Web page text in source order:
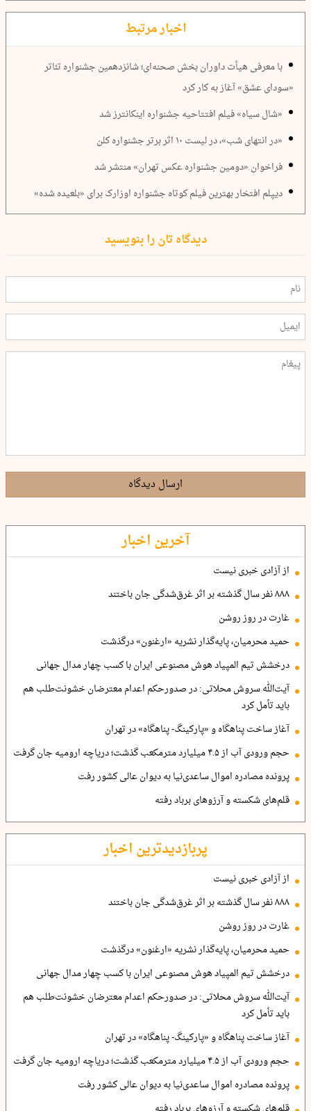
اخبار مرتبط
با معرفی هیأت داوران بخش صحنه‌ای؛ شانزدهمین جشنواره تئاتر
«سودای عشق» آغاز به کار کرد
«شال سیاه» فیلم افتتاحیه جشنواره اینکانترز شد
«در انتهای شب»، در لیست ۱۰ اثر برتر جشنواره کلن
فراخوان «دومین جشنواره عکس تهران» منتشر شد
دیپلم افتخار بهترین فیلم کوتاه جشنواره اوزارک برای «بلعیده شده»
دیدگاه تان را بنویسید
ارسال دیدگاه
آخرین اخبار
از آزادی خبری نیست
۸۸۸ نفر سال گذشته بر اثر غرق‌شدگی جان باختند
غارت در روز روشن
حمید محرمیان، پایه‌گذار نشریه «ارغنون» درگذشت
درخشش تیم المپیاد هوش مصنوعی ایران با کسب چهار مدال جهانی
آیت‌الله سروش محلاتی: در صدورحکم اعدام معترضان خشونت‌طلب هم
باید تأمل کرد
آغاز ساخت پناهگاه و «پارکینگ- پناهگاه» در تهران
حجم ورودی آب از ۴.۵ میلیارد مترمکعب گذشت؛ دریاچه ارومیه جان گرفت
پرونده مصادره اموال ساعدی‌نیا به دیوان عالی کشور رفت
قلم‌های شکسته و آرزوهای برباد رفته
پربازدیدترین اخبار
از آزادی خبری نیست
۸۸۸ نفر سال گذشته بر اثر غرق‌شدگی جان باختند
غارت در روز روشن
حمید محرمیان، پایه‌گذار نشریه «ارغنون» درگذشت
درخشش تیم المپیاد هوش مصنوعی ایران با کسب چهار مدال جهانی
آیت‌الله سروش محلاتی: در صدورحکم اعدام معترضان خشونت‌طلب هم
باید تأمل کرد
آغاز ساخت پناهگاه و «پارکینگ- پناهگاه» در تهران
حجم ورودی آب از ۴.۵ میلیارد مترمکعب گذشت؛ دریاچه ارومیه جان گرفت
پرونده مصادره اموال ساعدی‌نیا به دیوان عالی کشور رفت